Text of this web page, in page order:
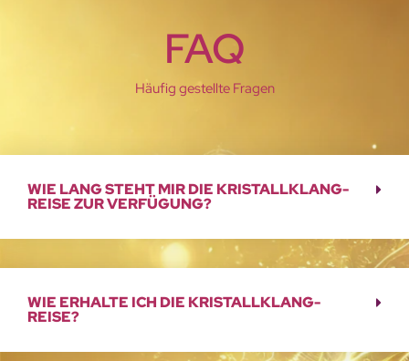
FAQ
Häufig gestellte Fragen
WIE LANG STEHT MIR DIE KRISTALLKLANG-
REISE ZUR VERFÜGUNG?
WIE ERHALTE ICH DIE KRISTALLKLANG-
REISE?